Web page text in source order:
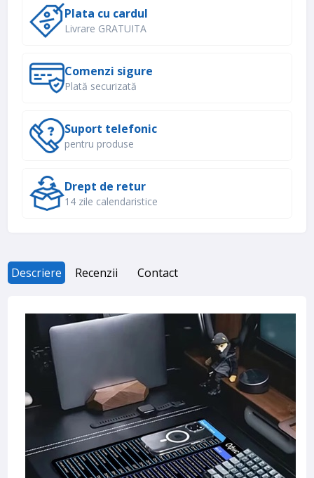
Plata cu cardul
Livrare GRATUITA
Comenzi sigure
Plată securizată
Suport telefonic
pentru produse
Drept de retur
14 zile calendaristice
Descriere Recenzii Contact